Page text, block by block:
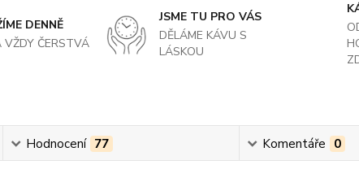
DENNĚ
VŽDY ČERSTVÁ
JSME TU PRO VÁS
DĚLÁME KÁVU S
LÁSKOU
Hodnocení 77 Komentáře 0